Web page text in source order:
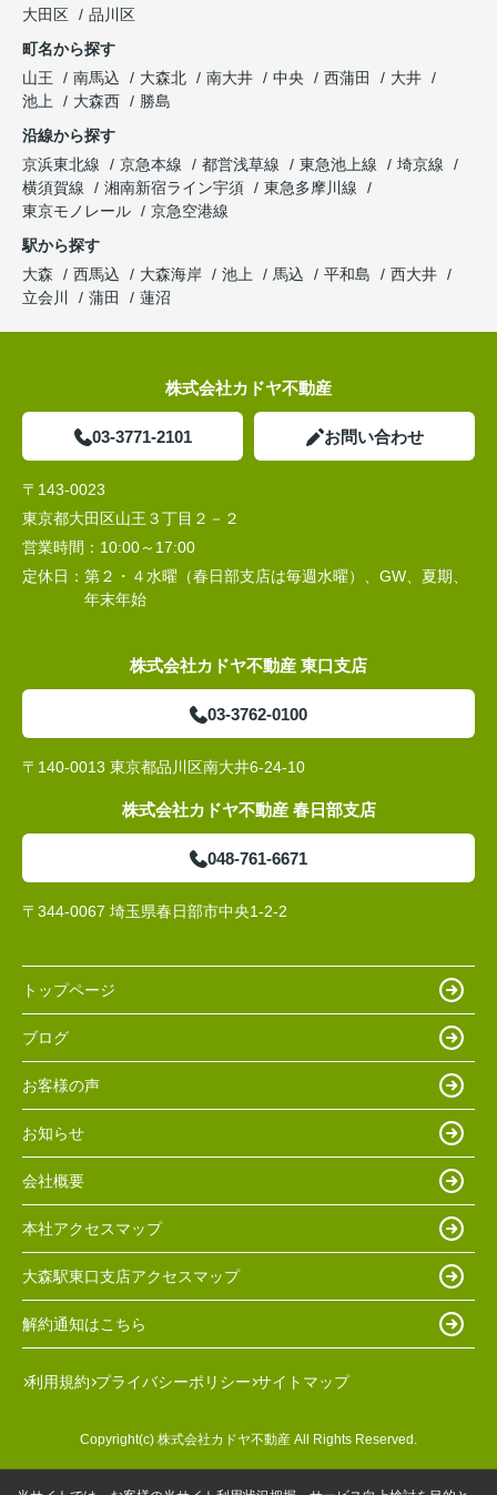
大田区
品川区
町名から探す
山王
南馬込 大森北 南大井 中央 西蒲田
大井
池上
大森西
勝島
沿線から探す
京浜東北線
京急本線 都営浅草線 東急池上線
埼京線
横須賀線
湘南新宿ライン宇須
東急多摩川線
東京モノレール
京急空港線
駅から探す
大森
西馬込 大森海岸 池上 馬込 平和島
西大井
立会川
蒲田 蓮沼
株式会社カドヤ不動産
03-3771-2101 お問い合わせ
〒143-0023
東京都大田区山王３丁目２－２
営業時間： 10:00～17:00
定休日： 第２・４水曜（春日部支店は毎週水曜）、GW、夏期、
年末年始
株式会社カドヤ不動産 東口支店
03-3762-0100
〒140-0013 東京都品川区南大井6-24-10
株式会社カドヤ不動産 春日部支店
048-761-6671
〒344-0067 埼玉県春日部市中央1-2-2
トップページ
ブログ
お客様の声
お知らせ
会社概要
本社アクセスマップ
大森駅東口支店アクセスマップ
解約通知はこちら
利用規約 プライバシーポリシー サイトマップ
Copyright(c) 株式会社カドヤ不動産 All Rights Reserved.